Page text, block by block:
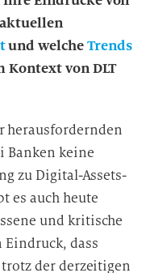
und welcheTrends
Kontext von DLT
herausfordernden
Banken keine
zu Digital-Assets-
es auch heute
und kritische
Eindruck, dass
der derzeitigen